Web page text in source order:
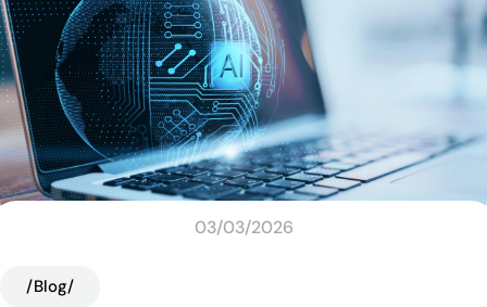
03/03/2026
/Blog/